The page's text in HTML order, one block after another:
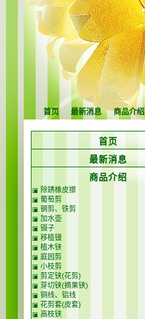
首页 最新消息 商品介绍
首页
最新消息
商品介绍
除銹橡皮擦
葡萄剪
钢剪、铁剪
加水壶
镊子
移植镘
植木铗
庭园剪
小枝剪
剪定铗(花剪)
芽切铗(摘果铗)
铜线、铝线
花剪套(皮套)
高枝铗